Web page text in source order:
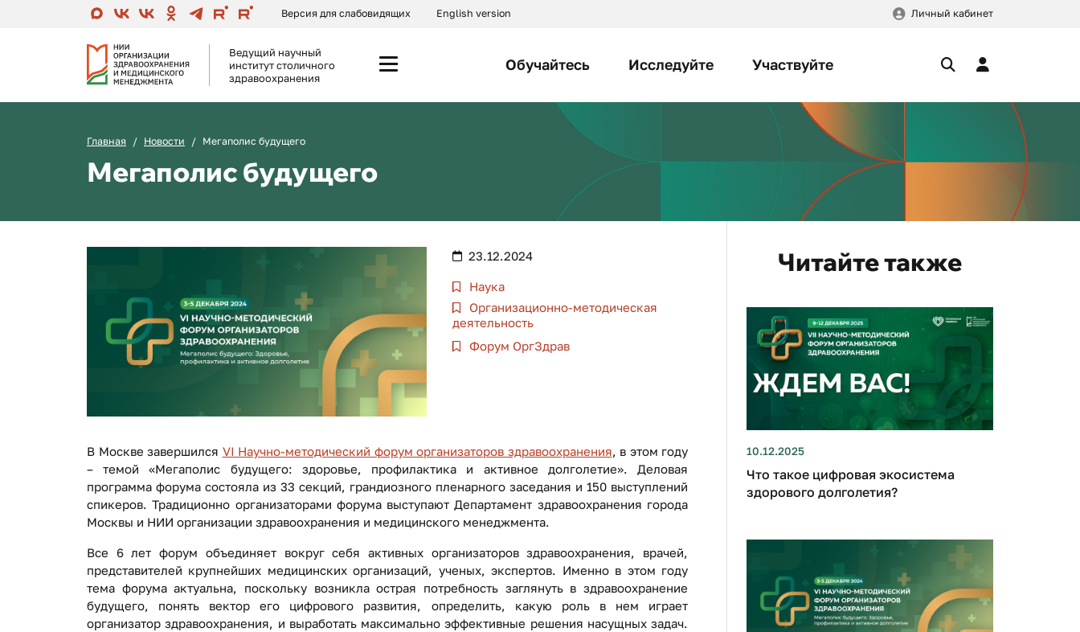
Версия для слабовидящих English version Личный кабинет
Ведущий научный
институт столичного
здравоохранения
Обучайтесь Исследуйте Участвуйте
Главная Новости Мегаполис будущего
Мегаполис будущего
23.12.2024
Наука
Организационно-методическая
деятельность
Форум ОргЗдрав
В Москве завершился VI Научно-методический форум организаторов здравоохранения, в этом году
– темой «Мегаполис будущего: здоровье, профилактика и активное долголетие». Деловая
программа форума состояла из 33 секций, грандиозного пленарного заседания и 150 выступлений
спикеров. Традиционно организаторами форума выступают Департамент здравоохранения города
Москвы и НИИ организации здравоохранения и медицинского менеджмента.
Все 6 лет форум объединяет вокруг себя активных организаторов здравоохранения, врачей,
представителей крупнейших медицинских организаций, ученых, экспертов. Именно в этом году
тема форума актуальна, поскольку возникла острая потребность заглянуть в здравоохранение
будущего, понять вектор его цифрового развития, определить, какую роль в нем играет
организатор здравоохранения, и выработать максимально эффективные решения насущных задач.
Читайте также
10.12.2025
Что такое цифровая экосистема
здорового долголетия?